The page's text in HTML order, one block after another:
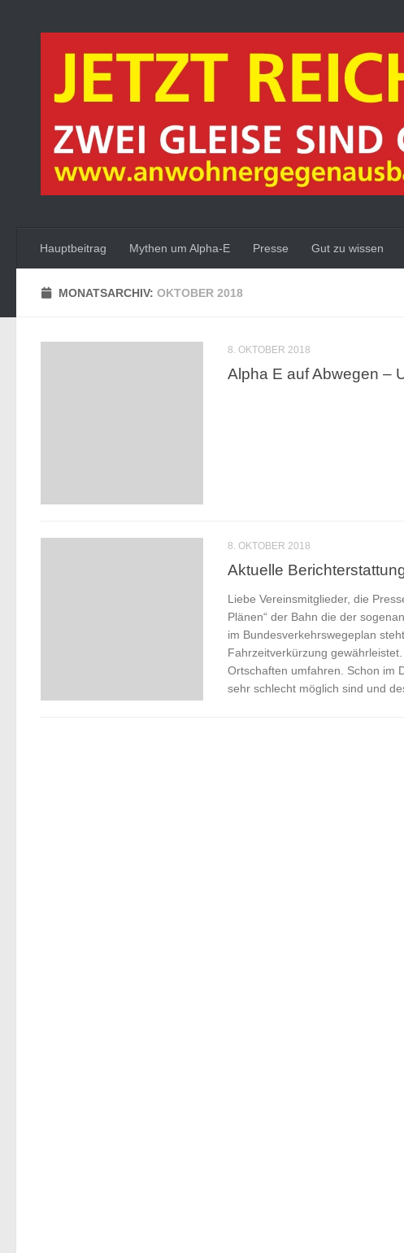
Hauptbeitrag Mythen um Alpha-E Presse Gut zu wissen
MONATSARCHIV:OKTOBER 2018
8. OKTOBER 2018
Alpha E auf Abwegen –
8. OKTOBER 2018
Aktuelle
Liebe Vereinsmitglieder, die
Plänen“ der Bahn die der
im Bundesverkehrswegeplan
Fahrzeitverkürzung
Ortschaften umfahren. Schon im
sehr schlecht möglich sind und